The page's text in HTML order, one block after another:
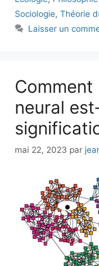
Sociologie, Théorie
Laisser un
Comment
neural
mai 22, 2023 par